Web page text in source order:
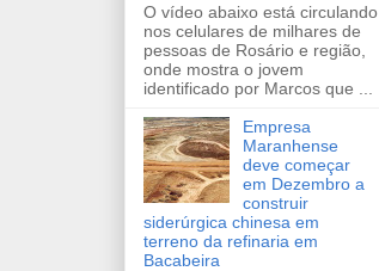
O vídeo abaixo está circulando
nos celulares de milhares de
pessoas de Rosário e região,
onde mostra o jovem
identificado por Marcos que ...
Empresa
Maranhense
deve começar
em Dezembro a
construir
siderúrgica chinesa em
terreno da refinaria em
Bacabeira